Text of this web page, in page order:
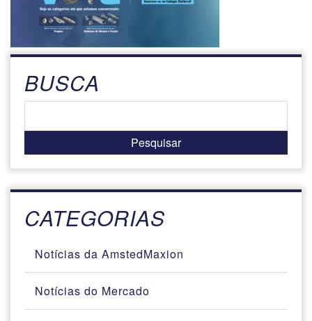
BUSCA
CATEGORIAS
Notícias da AmstedMaxion
Notícias do Mercado